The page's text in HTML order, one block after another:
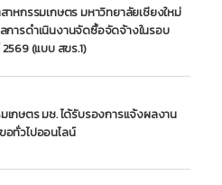
าหกรรมเกษตร มหาวิทยาลัยเชียงใหม่
การดำเนินงานจัดซื้อจัดจ้างในรอบ
(แบบ สขร.1)
กษตร มช. ได้รับรองการแจ้งผลงาน
อทั่วไปออนไลน์